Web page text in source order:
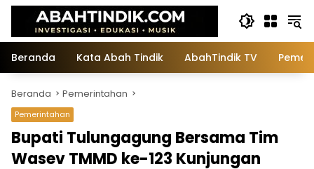
Langsung
konten
Beranda
Kata Abah Tindik AbahTindik TV
Beranda Pemerintahan
Pemerintahan
Bupati Tulungagung Bersama Tim
Wasev TMMD ke-123 Kunjungan